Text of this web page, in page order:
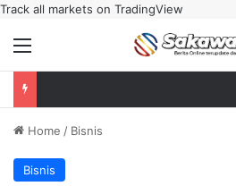
Track all markets on TradingView
Menu
Home / Bisnis
Bisnis